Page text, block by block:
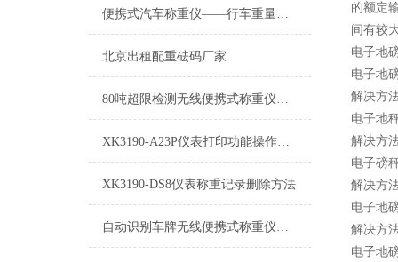
便携式汽车称重仪——行车重量便携仪
北京出租配重砝码厂家
80吨超限检测无线便携式称重仪产品特点
XK3190-A23P仪表打印功能操作方法
XK3190-DS8仪表称重记录删除方法
自动识别车牌无线便携式称重仪优点
的额定
间有较
电子地
电子地
解决方
电子地
解决方
电子磅
解决方
电子地
解决方
电子地